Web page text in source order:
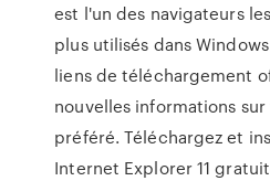
est l'un des navigateurs
plus utilisés dans
liens de téléchargement
nouvelles informations
préféré. Téléchargez et
Internet Explorer 11